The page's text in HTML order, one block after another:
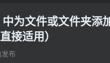
为文件或文件夹添
接适用）
布